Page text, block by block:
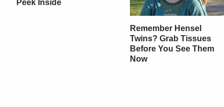
Peek Inside
Remember Hensel
Twins? Grab Tissues
Before You See Them
Now